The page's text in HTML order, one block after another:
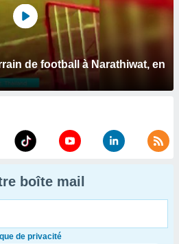
de football à Narathiwat, en
boîte mail
de privacité